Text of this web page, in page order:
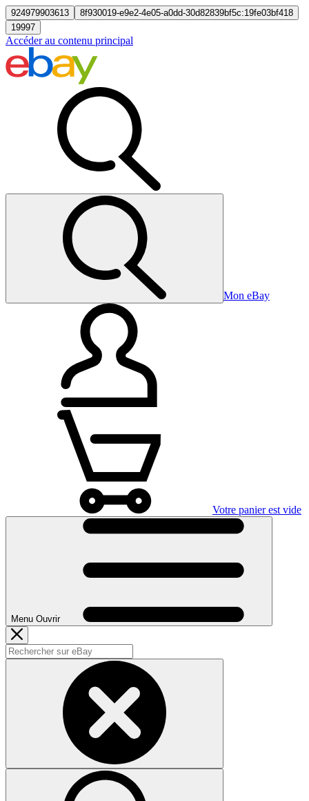
924979903613
8f930019-e9e2-4e05-a0dd-30d82839bf5c:19fe03bf418
19997
Accéder au contenu principal
Mon eBay
Votre panier est vide
Menu Ouvrir